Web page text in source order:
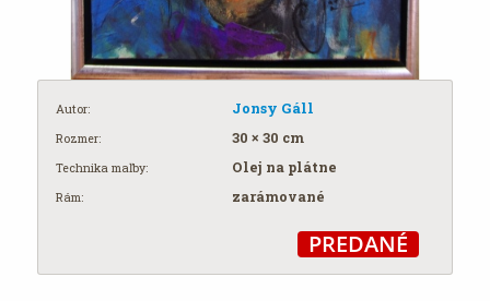
Autor: Jonsy Gáll
Rozmer: 30 × 30 cm
Technika maľby: Olej na plátne
Rám: zarámované
PREDANÉ